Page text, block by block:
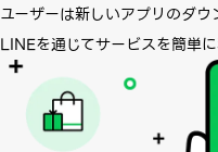
ユーザーは新しいアプリのダウ
LINEを通じてサービスを簡単に